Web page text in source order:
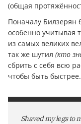
(общая
Поначалу Билзерян
особенно учитывая
из самых великих
так же шутил (кто
сбрить с себя всю
чтобы быть
Shaved my legs to